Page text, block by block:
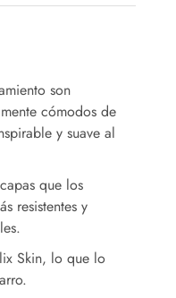
son
cómodos de
y suave al
que los
resistentes y
Skin, lo que lo